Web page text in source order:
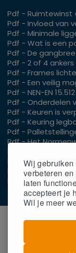
Wij
verbeteren
laten
accepteert je
Wil je meer
Pdf - Ruimtewinst
Pdf - Invloed van
Pdf - Minimale
Pdf - Wat is een
Pdf - De
Pdf - 2 of 4
Pdf - Frames
Pdf - Een veilig
Pdf - NEN-EN
Pdf - Onderdelen
Pdf - Keuren is
Pdf - Keuring
Pdf -
Pdf - Het
Pdf - Vrije hoogte
Pdf - Gangpaden
Pdf -
Pdf -